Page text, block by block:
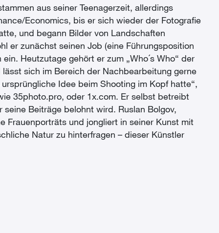
aus seiner Teenagerzeit, allerdings
Economics, bis er sich wieder der Fotografie
und begann Bilder von Landschaften
er zunächst seinen Job (eine Führungsposition
Heutzutage gehört er zum „Who´s Who“ der
sich im Bereich der Nachbearbeitung gerne
Idee beim Shooting im Kopf hatte“,
35photo.pro, oder 1x.com. Er selbst betreibt
Beiträge belohnt wird. Ruslan Bolgov,
Frauenporträts und jongliert in seiner Kunst mit
Natur zu hinterfragen – dieser Künstler